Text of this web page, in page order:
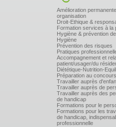
Amélioration
organisation
Droit-Ethique &
Formation services à la
Hygiène & prévention
Hygiène
Prévention des risques
Pratiques
Accompagnement et
patient/usager/du
Diététique-Nutrition-
Préparation au concours
Travailler auprès
Travailler auprès de
Travailler auprès des
de handicap
Formations pour le
Formations pour les
de handicap,
professionnelle